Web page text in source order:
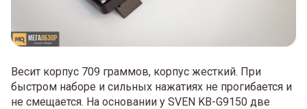
Весит корпус 709 граммов, корпус жесткий. При
быстром наборе и сильных нажатиях не прогибается и
не смещается. На основании у SVEN KB-G9150 две